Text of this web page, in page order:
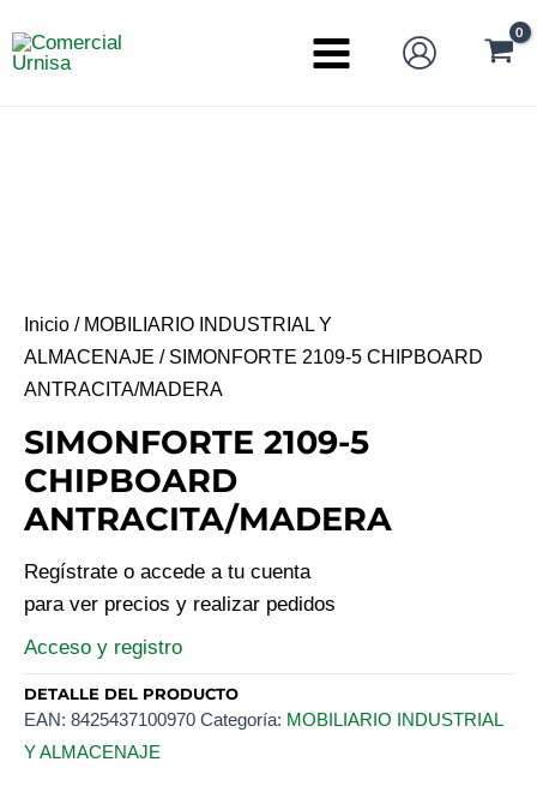
al
Main
Inicio / MOBILIARIO INDUSTRIAL Y
ALMACENAJE / SIMONFORTE 2109-5 CHIPBOARD
ANTRACITA/MADERA
SIMONFORTE 2109-5
CHIPBOARD
ANTRACITA/MADERA
Regístrate o accede a tu cuenta
para ver precios y realizar pedidos
Acceso y registro
DETALLE DEL PRODUCTO
EAN: 8425437100970 Categoría: MOBILIARIO INDUSTRIAL
Y ALMACENAJE